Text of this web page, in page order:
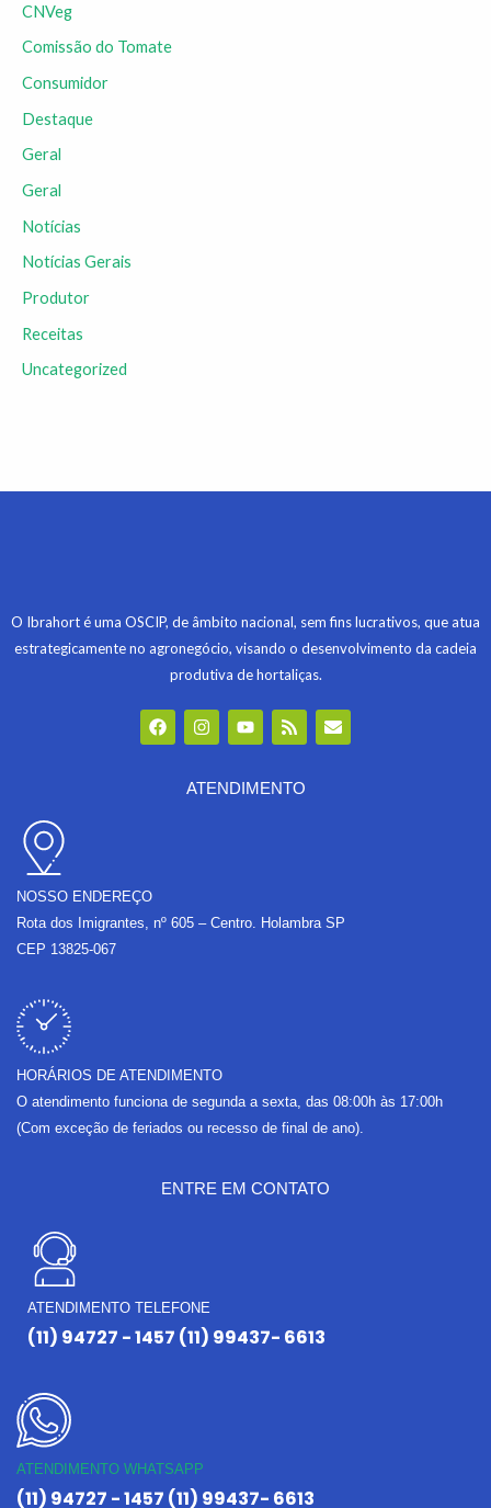
CNVeg
Comissão do Tomate
Consumidor
Destaque
Geral
Geral
Notícias
Notícias Gerais
Produtor
Receitas
Uncategorized
O Ibrahort é uma OSCIP, de âmbito nacional, sem fins lucrativos, que atua
estrategicamente no agronegócio, visando o desenvolvimento da cadeia
produtiva de hortaliças.
F
a
c
I
n
s
a
Y
o
u
u
R
s
s
E
n
v
ATENDIMENTO
NOSSO ENDEREÇO
Rota dos Imigrantes, nº 605 – Centro. Holambra SP
CEP 13825-067
HORÁRIOS DE ATENDIMENTO
O atendimento funciona de segunda a sexta, das 08:00h às 17:00h
(Com exceção de feriados ou recesso de final de ano).
ENTRE EM CONTATO
ATENDIMENTO TELEFONE
(11) 94727 - 1457 (11) 99437- 6613
ATENDIMENTO WHATSAPP
(11) 94727 - 1457 (11) 99437- 6613